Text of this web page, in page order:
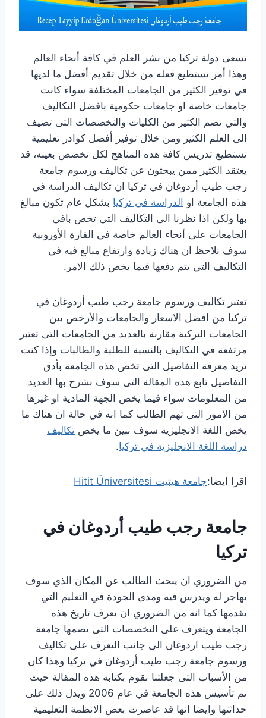
تسعى دولة تركيا من نشر العلم في كافة أنحاء العالم
وهذا أمر تستطيع فعله من خلال تقديم أفضل ما لديها
في توفير الكثير من الجامعات المختلفة سواء كانت
جامعات خاصة او جامعات حكومية بافضل التكاليف
والتي تضم الكثير من الكليات والتخصصات التى تضيف
الى العلم الكثير ومن خلال توفير أفضل كوادر تعليمية
تستطيع تدريس كافة هذه المناهج لكل تخصص بعينه، قد
يعتقد الكثير ممن يبحثون عن تكاليف ورسوم جامعة
رجب طيب أردوغان في تركيا ان تكاليف الدراسة في
هذه الجامعة او الدراسة في تركيا بشكل عام تكون مبالغ
بها ولكن اذا نظرنا الى التكاليف التي تخص باقي
الجامعات على أنحاء العالم خاصة في القارة الأوروبية
سوف نلاحظ ان هناك زيادة وارتفاع مبالغ فيه في
التكاليف التي يتم دفعها فيما يخص ذلك الامر.
تعتبر تكاليف ورسوم جامعة رجب طيب أردوغان في
تركيا من افضل الاسعار والجامعات والأرخص بين
الجامعات التركية مقارنة بالعديد من الجامعات التى تعتبر
مرتفعة في التكاليف بالنسبة للطلبة والطالبات وإذا كنت
تريد معرفة التفاصيل التى تخص هذه الجامعة بأدق
التفاصيل تابع هذه المقالة التى سوف نشرح بها العديد
من المعلومات سواء فيما يخص الجهة المادية او غيرها
من الامور التى تهم الطالب كما انه في حالة ان هناك ما
يخص اللغة الانجليزية سوف نبين ما يخص تكاليف
دراسة اللغة الانجليزية في تركيا.
اقرا ايضا:جامعة هيتيت Hitit Üniversitesi
جامعة رجب طيب أردوغان في
تركيا
من الضروري ان يبحث الطالب عن المكان الذي سوف
يهاجر له ويدرس فيه ومدى الجودة في التعليم التي
يقدمها كما انه من الضروري ان يعرف تاريخ هذه
الجامعة ويتعرف على التخصصات التى تضمها جامعة
رجب طيب اردوغان الى جانب التعرف على تكاليف
ورسوم جامعة رجب طيب أردوغان في تركيا وهذا كان
من الأسباب التى جعلتنا نقوم بكتابة هذه المقالة حيث
تم تأسيس هذه الجامعة في عام 2006 ويدل ذلك على
حداثتها وايضا انها قد عاصرت بعض الانظمة التعليمية